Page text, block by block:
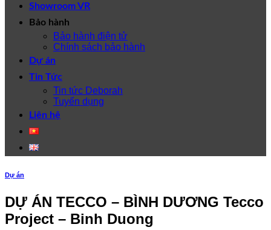
Showroom VR
Bảo hành
Bảo hành điện tử
Chính sách bảo hành
Dự án
Tin Tức
Tin tức Deborah
Tuyển dụng
Liên hệ
Dự án
DỰ ÁN TECCO – BÌNH DƯƠNG Tecco
Project – Binh Duong